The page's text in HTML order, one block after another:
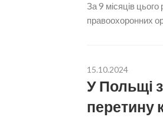
За 9 місяців
правоохоронних
15.10.2024
У Польщі
перетину